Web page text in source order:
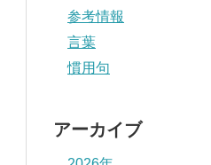
参考情報
言葉
慣用句
アーカイブ